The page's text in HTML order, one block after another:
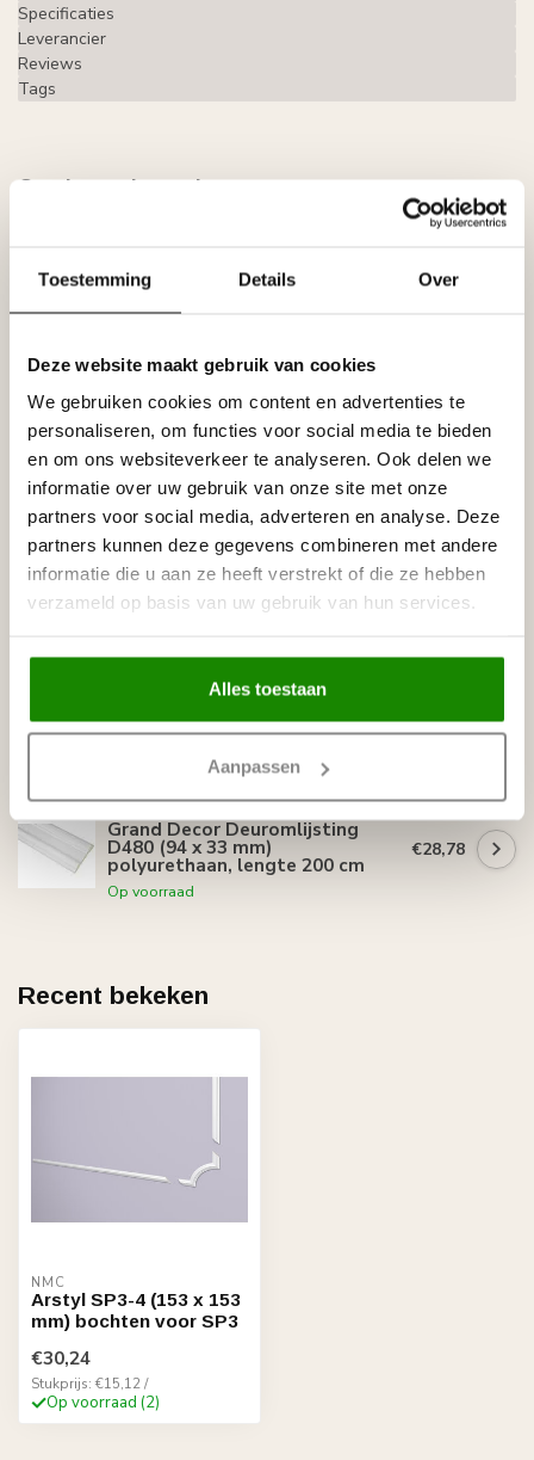
Toestemming Details Over
Deze website maakt gebruik van cookies
We gebruiken cookies om content en advertenties te
personaliseren, om functies voor social media te bieden
en om ons websiteverkeer te analyseren. Ook delen we
informatie over uw gebruik van onze site met onze
partners voor social media, adverteren en analyse. Deze
partners kunnen deze gegevens combineren met andere
informatie die u aan ze heeft verstrekt of die ze hebben
verzameld op basis van uw gebruik van hun services.
Alles toestaan
Aanpassen
Specificaties
Leverancier
Reviews
Tags
Gerelateerde producten
hoekbochten (200 x 190 mm),
polyurethaan, set (4 hoeken)
Op voorraad
€31,79
GRAND DECOR
Grand Decor Kaderlijst CR810
(40 x 18 mm), polyurethaan,
lengte 2 m
Op voorraad
€14,52
GRAND DECOR
Grand Decor Kaderlijst CR727 (24
x 13 mm), polyurethaan, lengte 2
m
Op voorraad
Grand Decor CR810D Sierstukjes
(110 x 245 mm), polyurethaan,
set (4 stuks)
Grand Decor Deuromlijsting
D480 (94 x 33 mm)
polyurethaan, lengte 200 cm
Op voorraad
€28,78
Recent bekeken
NMC
Arstyl SP3-4 (153 x 153
mm) bochten voor SP3
€30,24
Stukprijs: €15,12 /
Op voorraad (2)